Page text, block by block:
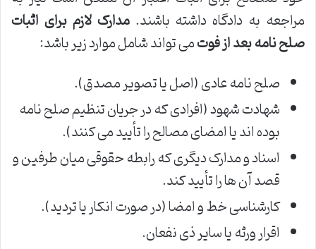
مراجعه به دادگاه داشته باشند.مدارک لازم برای اثبات
صلح نامه بعد از فوتمی تواند شامل موارد زیر باشد:
صلح نامه عادی (اصل یا تصویر مصدق).
شهادت شهود (افرادی که در جریان تنظیم صلح نامه
بوده اند یا امضای مصالح را تأیید می کنند).
اسناد و مدارک دیگری که رابطه حقوقی میان طرفین و
قصد آن ها را تأیید کند.
کارشناسی خط و امضا (در صورت انکار یا تردید).
اقرار ورثه یا سایر ذی نفعان.